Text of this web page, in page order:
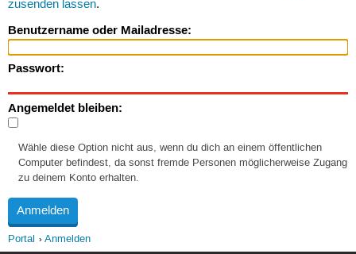
zusenden lassen.
Benutzername oder Mailadresse:
Passwort:
Angemeldet bleiben:
Wähle diese Option nicht aus, wenn du dich an einem öffentlichen
Computer befindest, da sonst fremde Personen möglicherweise Zugang
zu deinem Konto erhalten.
Portal Anmelden